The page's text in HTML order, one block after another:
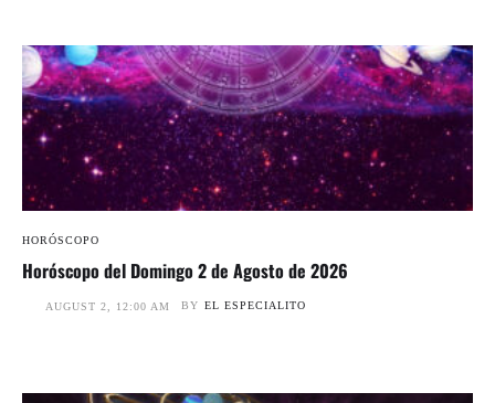
HORÓSCOPO
Horóscopo del Domingo 2 de Agosto de 2026
AUGUST 2, 12:00 AM BY EL ESPECIALITO